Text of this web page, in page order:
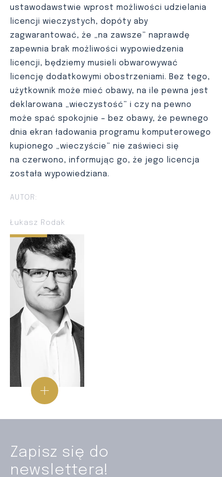
ustawodawstwie wprost możliwości udzielania
licencji wieczystych, dopóty aby
zagwarantować, że „na zawsze” naprawdę
zapewnia brak możliwości wypowiedzenia
licencji, będziemy musieli obwarowywać
licencję dodatkowymi obostrzeniami. Bez tego,
użytkownik może mieć obawy, na ile pewna jest
deklarowana „wieczystość” i czy na pewno
może spać spokojnie – bez obawy, że pewnego
dnia ekran ładowania programu komputerowego
kupionego „wieczyście” nie zaświeci się
na czerwono, informując go, że jego licencja
została wypowiedziana.
AUTOR:
Łukasz Rodak
Zapisz się do
newslettera!